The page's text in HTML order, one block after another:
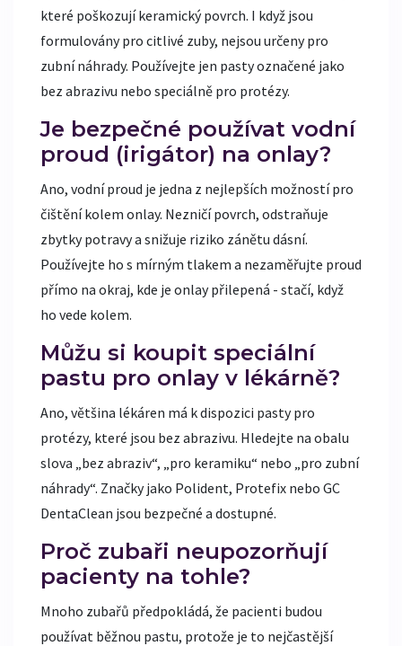
které poškozují keramický povrch. I když jsou
formulovány pro citlivé zuby, nejsou určeny pro
zubní náhrady. Používejte jen pasty označené jako
bez abrazivu nebo speciálně pro protézy.
Je bezpečné používat vodní
proud (irigátor) na onlay?
Ano, vodní proud je jedna z nejlepších možností pro
čištění kolem onlay. Nezničí povrch, odstraňuje
zbytky potravy a snižuje riziko zánětu dásní.
Používejte ho s mírným tlakem a nezaměřujte proud
přímo na okraj, kde je onlay přilepená - stačí, když
ho vede kolem.
Můžu si koupit speciální
pastu pro onlay v lékárně?
Ano, většina lékáren má k dispozici pasty pro
protézy, které jsou bez abrazivu. Hledejte na obalu
slova „bez abraziv“, „pro keramiku“ nebo „pro zubní
náhrady“. Značky jako Polident, Protefix nebo GC
DentaClean jsou bezpečné a dostupné.
Proč zubaři neupozorňují
pacienty na tohle?
Mnoho zubařů předpokládá, že pacienti budou
používat běžnou pastu, protože je to nejčastější